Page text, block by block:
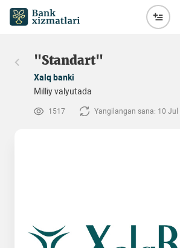
"Standart"
Xalq banki
Milliy valyutada
1517 Yangilangan sana: 10 Jul